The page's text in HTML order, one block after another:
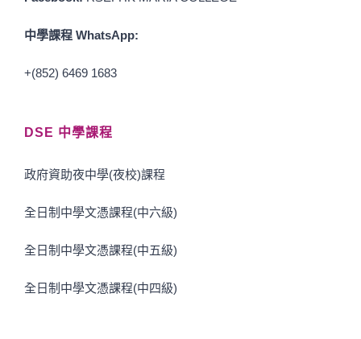
中學課程 WhatsApp:
+(852) 6469 1683
DSE 中學課程
政府資助夜中學(夜校)課程
全日制中學文憑課程(中六級)
全日制中學文憑課程(中五級)
全日制中學文憑課程(中四級)